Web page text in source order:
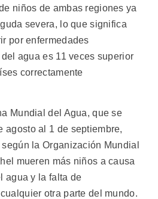
niños de ambas regiones ya
severa, lo que significa
por enfermedades
agua es 11 veces superior
correctamente
Mundial del Agua, que se
agosto al 1 de septiembre,
la Organización Mundial
mueren más niños a causa
agua y la falta de
otra parte del mundo.